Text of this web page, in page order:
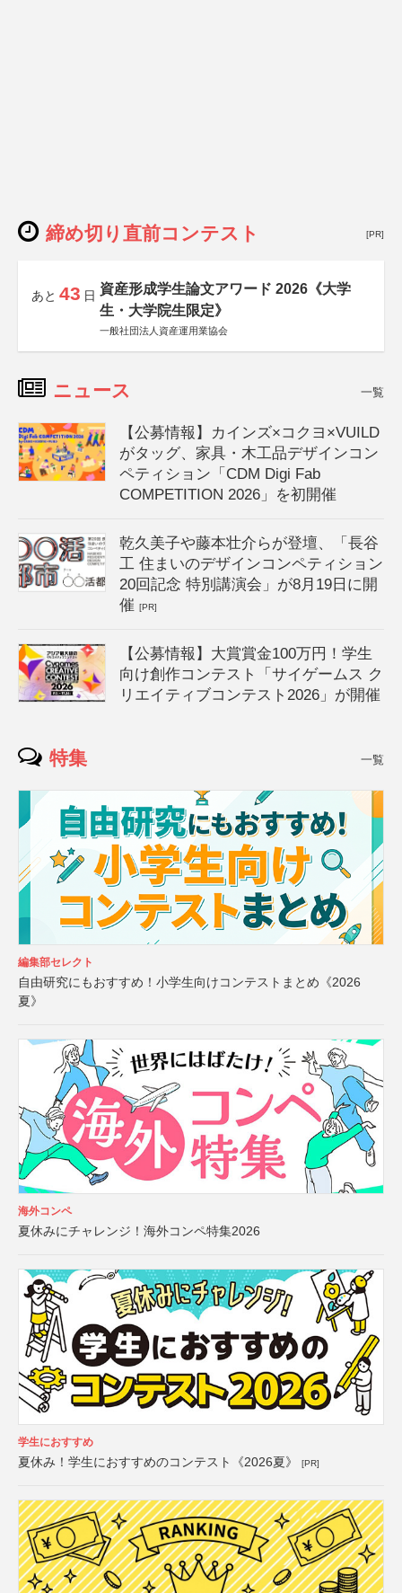
締め切り直前コンテスト [PR]
あと 43 日 資産形成学生論文アワード 2026《大学
生・大学院生限定》
一般社団法人資産運用業協会
ニュース 一覧
【公募情報】カインズ×コクヨ×VUILD
がタッグ、家具・木工品デザインコン
ペティション「CDM Digi Fab
COMPETITION 2026」を初開催
乾久美子や藤本壮介らが登壇、「長谷
工 住まいのデザインコンペティション
20回記念 特別講演会」が8月19日に開
催[PR]
【公募情報】大賞賞金100万円！学生
向け創作コンテスト「サイゲームス ク
リエイティブコンテスト2026」が開催
特集 一覧
編集部セレクト
自由研究にもおすすめ！小学生向けコンテストまとめ《2026
夏》
海外コンペ
夏休みにチャレンジ！海外コンペ特集2026
学生におすすめ
夏休み！学生におすすめのコンテスト《2026夏》 [PR]